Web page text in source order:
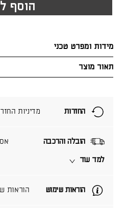
הוסף
תאור מוצר
מידות ומפרט טכני
הוראות שימוש הוראות
הובלה והרכבה
למד עוד
החזרות מדיניות